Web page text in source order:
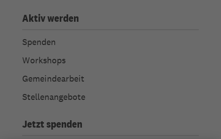
Aktiv werden
Spenden
Workshops
Gemeindearbeit
Stellenangebote
Jetzt spenden